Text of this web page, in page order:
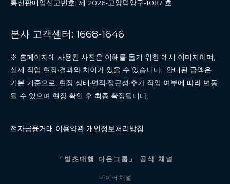
통신판매업신고번호: 제 2026-고양덕양구-1087 호
본사 고객센터: 1668-1646
※ 홈페이지에 사용된 사진은 이해를 돕기 위한 예시 이미지이며,
실제 작업 현장·결과와 차이가 있을 수 있습니다. 안내된 금액은
기본 기준으로, 현장 상태·면적·접근성·추가 작업 여부에 따라 변동
될 수 있으며 현장 확인 후 최종 확정됩니다.
전자금융거래 이용약관 개인정보처리방침
「벌초대행 다온그룹」 공식 채널
네이버 채널